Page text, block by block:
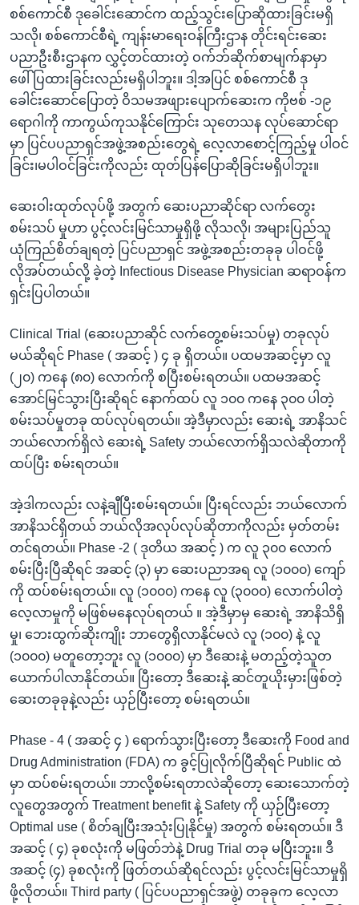
စစ်ကောင်စီ ဒုခေါင်းဆောင်က ထည့်သွင်းပြောဆိုထားခြင်းမရှိ
သလို၊ စစ်ကောင်စီရဲ့ ကျန်းမာရေးဝန်ကြီးဌာန တိုင်းရင်းဆေး
ပညာဦးစီးဌာနက လွှင့်တင်ထားတဲ့ ဝက်ဘ်ဆိုက်စာမျက်နာမှာ
ဖေါ်ပြထားခြင်းလည်းမရှိပါဘူး။ ဒါ့အပြင် စစ်ကောင်စီ ဒု
ခေါင်းဆောင်ပြောတဲ့ ဝိသမအဖျားပျောက်ဆေးက ကိုဗစ် -၁၉
ရောဂါကို ကာကွယ်ကုသနိုင်ကြောင်း သုတေသန လုပ်ဆောင်ရာ
မှာ ပြင်ပပညာရှင်အဖွဲ့အစည်းတွေရဲ့ လေ့လာစောင့်ကြည့်မှု ပါဝင်
ခြင်း၊မပါဝင်ခြင်းကိုလည်း ထုတ်ပြန်ပြောဆိုခြင်းမရှိပါဘူး။
ဆေးဝါးထုတ်လုပ်ဖို့ အတွက် ဆေးပညာဆိုင်ရာ လက်တွေး
စမ်းသပ် မှုဟာ ပွင့်လင်းမြင်သာမှုရှိဖို့ လိုသလို၊ အများပြည်သူ
ယုံကြည်စိတ်ချရတဲ့ ပြင်ပညာရှင် အဖွဲ့အစည်းတခုခု ပါဝင်ဖို့
လိုအပ်တယ်လို့ ခဲ့တဲ့ Infectious Disease Physician ဆရာဝန်က
ရှင်းပြပါတယ်။
Clinical Trial (ဆေးပညာဆိုင် လက်တွေ့စမ်းသပ်မှု) တခုလုပ်
မယ်ဆိုရင် Phase ( အဆင့် ) ၄ ခု ရှိတယ်။ ပထမအဆင့်မှာ လူ
(၂၀) ကနေ (၈၀) လောက်ကို စပြီးစမ်းရတယ်။ ပထမအဆင့်
အောင်မြင်သွားပြီးဆိုရင် နောက်ထပ် လူ ၁၀၀ ကနေ ၃၀၀ ပါတဲ့
စမ်းသပ်မှုတခု ထပ်လုပ်ရတယ်။ အဲ့ဒီမှာလည်း ဆေးရဲ့ အာနိသင်
ဘယ်လောက်ရှိလဲ ဆေးရဲ့ Safety ဘယ်လောက်ရှိသလဲဆိုတာကို
ထပ်ပြီး စမ်းရတယ်။
အဲ့ဒါကလည်း လနဲ့ချီပြီးစမ်းရတယ်။ ပြီးရင်လည်း ဘယ်လောက်
အာနိသင်ရှိတယ် ဘယ်လိုအလုပ်လုပ်ဆိုတာကိုလည်း မှတ်တမ်း
တင်ရတယ်။ Phase -2 ( ဒုတိယ အဆင့် ) က လူ ၃၀၀ လောက်
စမ်းပြီးပြီဆိုရင် အဆင့် (၃) မှာ ဆေးပညာအရ လူ (၁၀၀၀) ကျော်
ကို ထပ်စမ်းရတယ်။ လူ (၁၀၀၀) ကနေ လူ (၃၀၀၀) လောက်ပါတဲ့
လေ့လာမှုကို မဖြစ်မနေလုပ်ရတယ် ။ အဲ့ဒီမှာမှ ဆေးရဲ့ အာနိသိရှိ
မှု၊ ဘေးထွက်ဆိုးကျိုး ဘာတွေရှိလာနိုင်မလဲ လူ (၁၀၀) နဲ့ လူ
(၁၀၀၀) မတူတော့ဘူး လူ (၁၀၀၀) မှာ ဒီဆေးနဲ့ မတည့်တဲ့သူတ
ယောက်ပါလာနိုင်တယ်။ ပြီးတော့ ဒီဆေးနဲ့ ဆင်တူယိုးမှားဖြစ်တဲ့
ဆေးတခုခုနဲ့လည်း ယှဉ်ပြီးတော့ စမ်းရတယ်။
Phase - 4 ( အဆင့် ၄ ) ရောက်သွားပြီးတော့ ဒီဆေးကို Food and
Drug Administration (FDA) က ခွင့်ပြုလိုက်ပြီဆိုရင် Public ထဲ
မှာ ထပ်စမ်းရတယ်။ ဘာလို့စမ်းရတာလဲဆိုတော့ ဆေးသောက်တဲ့
လူတွေအတွက် Treatment benefit နဲ့ Safety ကို ယှဉ်ပြီးတော့
Optimal use ( စိတ်ချပြီးအသုံးပြုနိုင်မှု) အတွက် စမ်းရတယ်။ ဒီ
အဆင့် ( ၄) ခုစလုံးကို မဖြတ်ဘဲနဲ့ Drug Trial တခု မပြီးဘူး။ ဒီ
အဆင့် (၄) ခုစလုံးကို ဖြတ်တယ်ဆိုရင်လည်း ပွင့်လင်းမြင်သာမှုရှိ
ဖို့လိုတယ်။ Third party ( ပြင်ပပညာရှင်အဖွဲ့) တခုခုက လေ့လာ